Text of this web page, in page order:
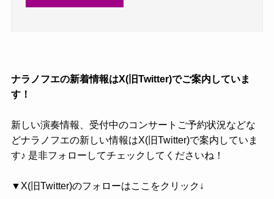
ナラノフエの新着情報はX(旧Twitter)でご案内していま
す！
新しい演奏情報、受付中のコンサートご予約状況などな
どナラノフエの新しい情報はX(旧Twitter)で案内していま
す♪ 是非フォローしてチェックしてくださいね！
▼X(旧Twitter)のフォローはここをクリック↓